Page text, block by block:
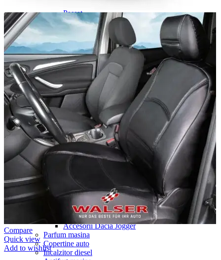
Passat
Navigație Passat B5
Navigație Passat B5 5
Navigație Passat B6
Navigație Passat B7
Navigație Passat B8
Navigație Passat CC
Navigație Skoda Fabia 1
Navigație Skoda Fabia 2
Navigație Skoda Octavia 1
Navigație Skoda Octavia 2
Navigație Skoda Octavia 3
Navigație Skoda Rapid
Navigație Skoda Superb 1
Navigație Skoda Superb 2
Navigație Toyota Avensis T25
Portbagaj Plafon Auto
Sub 350 Litri
Peste 350 Litri
Peste 450 litri
Accesorii auto masina
Accesorii Dacia Duster 3
Accesorii Duster 2
Accesorii Dacia Jogger
Parfum masina
Copertine auto
Incalzitor diesel
Compare
Quick view
Add to wishlist